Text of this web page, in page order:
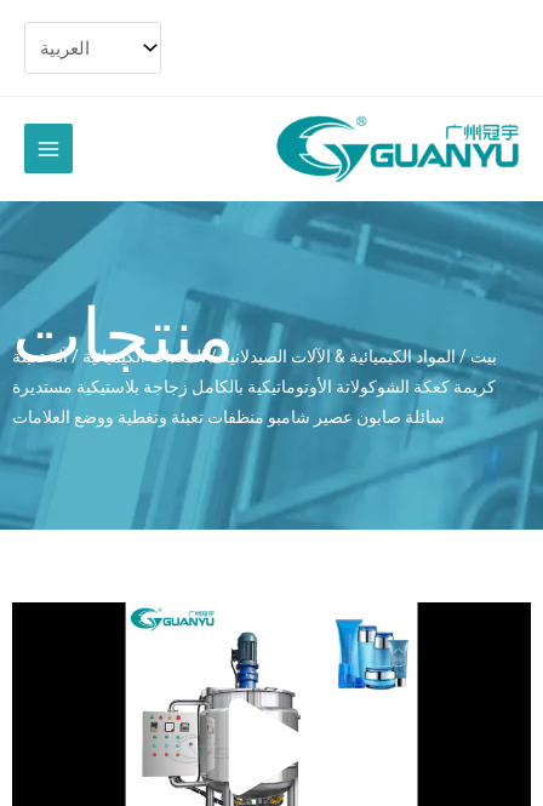
القائمة
الرئيسية
منتجات /المواد الكيميائية & الآلات الصيدلانية/المعدات الكيميائية/ آلة تعبئة
كريمة كعكة الشوكولاتة الأوتوماتيكية بالكامل زجاجة بلاستيكية مستديرة
سائلة صابون عصير شامبو منظفات تعبئة وتغطية ووضع العلامات